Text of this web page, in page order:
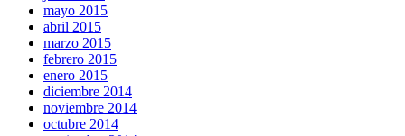
mayo 2015
abril 2015
marzo 2015
febrero 2015
enero 2015
diciembre 2014
noviembre 2014
octubre 2014